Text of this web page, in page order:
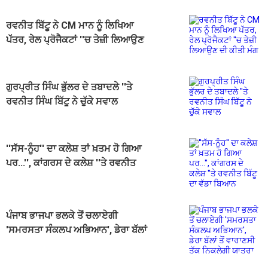
ਰਵਨੀਤ ਬਿੱਟੂ ਨੇ CM ਮਾਨ ਨੂੰ ਲਿਖਿਆ
ਪੱਤਰ, ਰੇਲ ਪ੍ਰੋਜੈਕਟਾਂ ''ਚ ਤੇਜ਼ੀ ਲਿਆਉਣ
ਗੁਰਪ੍ਰੀਤ ਸਿੰਘ ਭੁੱਲਰ ਦੇ ਤਬਾਦਲੇ ''ਤੇ
ਰਵਨੀਤ ਸਿੰਘ ਬਿੱਟੂ ਨੇ ਚੁੱਕੇ ਸਵਾਲ
''ਸੱਸ-ਨੂੰਹ'' ਦਾ ਕਲੇਸ਼ ਤਾਂ ਖ਼ਤਮ ਹੋ ਗਿਆ
ਪਰ...'', ਕਾਂਗਰਸ ਦੇ ਕਲੇਸ਼ ''ਤੇ ਰਵਨੀਤ
ਪੰਜਾਬ ਭਾਜਪਾ ਭਲਕੇ ਤੋਂ ਚਲਾਏਗੀ
'ਸਮਰਸਤਾ ਸੰਕਲਪ ਅਭਿਆਨ', ਡੇਰਾ ਬੱਲਾਂ